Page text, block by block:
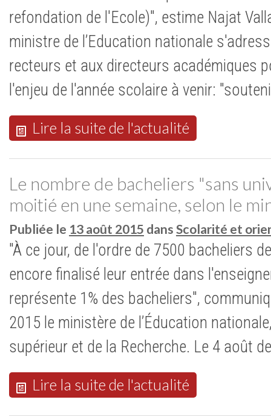
refondation de l'Ecole)", estime Najat
ministre de l’Education nationale
recteurs et aux directeurs académiques
l'enjeu de l'année scolaire à venir:
Lire la suite de l'actualité
Le nombre de bacheliers "sans
moitié en une semaine, selon le
Publiée le 13 août 2015 dansScolarité et
"À ce jour, de l'ordre de 7500 bacheliers
encore finalisé leur entrée dans
représente 1% des bacheliers",
2015 le ministère de l’Éducation
supérieur et de la Recherche. Le 4 août
Lire la suite de l'actualité